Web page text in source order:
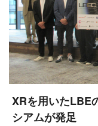
大丸松坂屋百貨店は
が7.3％減、関係百貨
事業の合計が11.7%
店舗別では、心斎橋
きな伸び率で、博多
神戸店（12.3％増）
XRを用いたLBE
シアムが発足